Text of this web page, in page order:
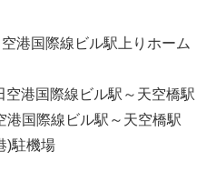
港国際線ビル駅上りホーム
港国際線ビル駅～天空橋駅
港国際線ビル駅～天空橋駅
)駐機場